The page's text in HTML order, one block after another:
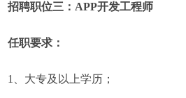
招聘职位三：APP开发工程师
任职要求：
1、大专及以上学历；